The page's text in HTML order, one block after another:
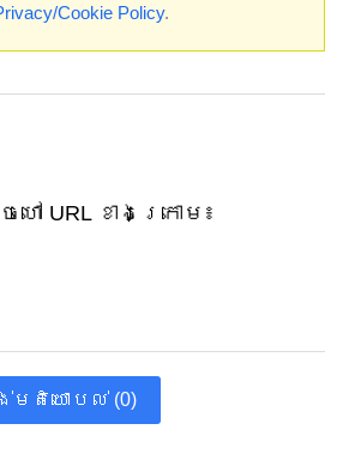
Cookie Policy.
ចហៅ URL ខាងក្រោម៖
តិយោបល់ (0)